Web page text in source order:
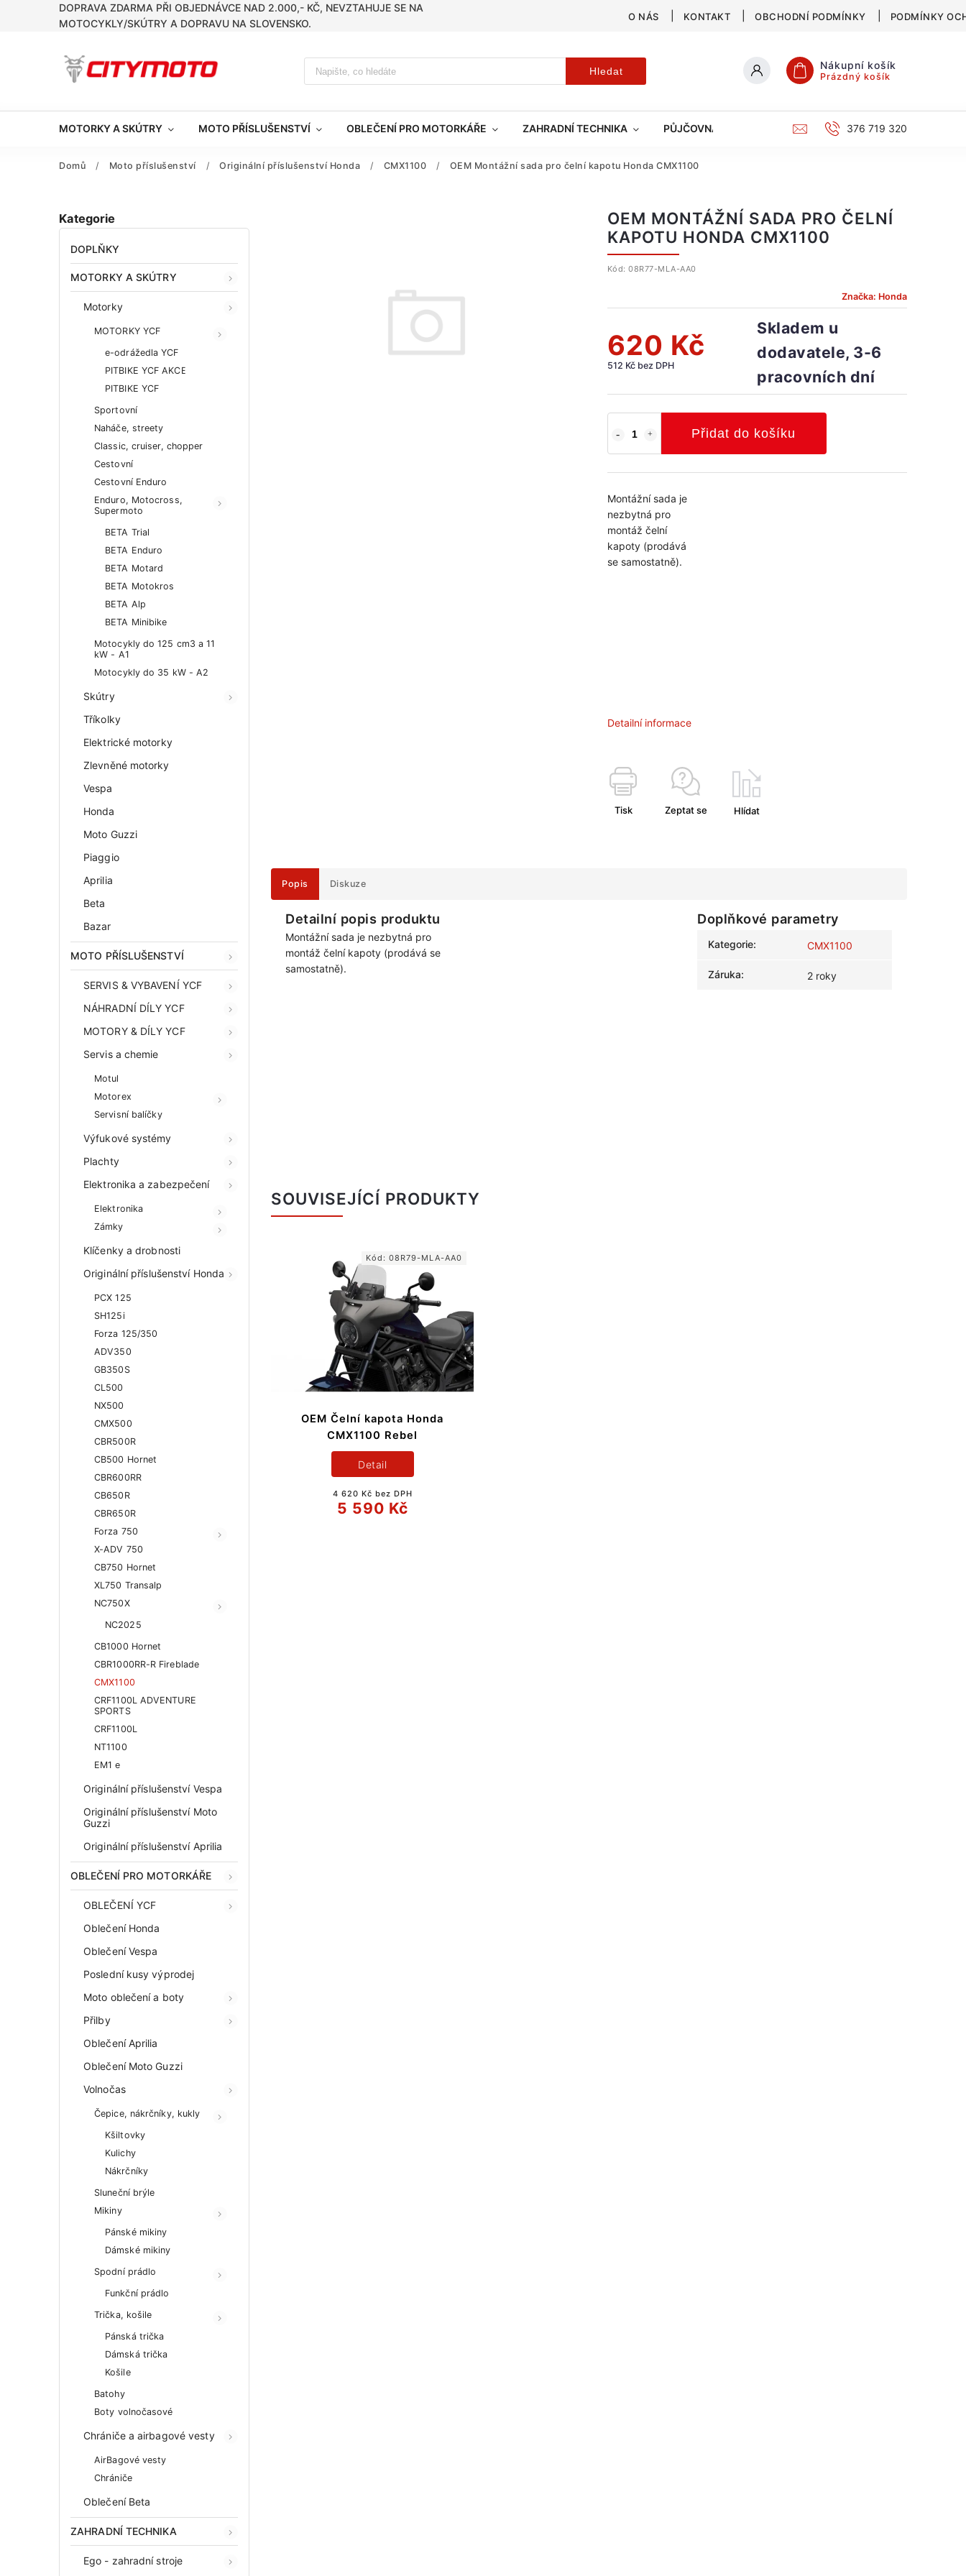
DOPRAVA ZDARMA PŘI OBJEDNÁVCE NAD 2.000,- KČ, NEVZTAHUJE SE NA
MOTOCYKLY/SKÚTRY A DOPRAVU NA SLOVENSKO.
O NÁS KONTAKT OBCHODNÍ PODMÍNKY PODMÍNKY
Hledat Nákupní košík
Prázdný košík
MOTORKY A SKÚTRY MOTO PŘÍSLUŠENSTVÍ OBLEČENÍ PRO MOTORKÁŘE ZAHRADNÍ TECHNIKA PŮJČOVNA KATALOG376 719 320
Domů / Moto příslušenství / Originální příslušenství Honda / CMX1100 / OEM Montážní sada pro čelní kapotu Honda CMX1100
Kategorie
DOPLŇKY
MOTORKY A SKÚTRY
Motorky
MOTORKY YCF
e-odrážedla YCF
PITBIKE YCF AKCE
PITBIKE YCF
Sportovní
Naháče, streety
Classic, cruiser, chopper
Cestovní
Cestovní Enduro
Enduro, Motocross,
Supermoto
BETA Trial
BETA Enduro
BETA Motard
BETA Motokros
BETA Alp
BETA Minibike
Motocykly do 125 cm3 a 11
kW - A1
Motocykly do 35 kW - A2
Skútry
Tříkolky
Elektrické motorky
Zlevněné motorky
Vespa
Honda
Moto Guzzi
Piaggio
Aprilia
Beta
Bazar
MOTO PŘÍSLUŠENSTVÍ
SERVIS & VYBAVENÍ YCF
NÁHRADNÍ DÍLY YCF
MOTORY & DÍLY YCF
Servis a chemie
Motul
Motorex
Servisní balíčky
Výfukové systémy
Plachty
Elektronika a zabezpečení
Elektronika
Zámky
Klíčenky a drobnosti
Originální příslušenství Honda
PCX 125
SH125i
Forza 125/350
ADV350
GB350S
CL500
NX500
CMX500
CBR500R
CB500 Hornet
CBR600RR
CB650R
CBR650R
Forza 750
X-ADV 750
CB750 Hornet
XL750 Transalp
NC750X
NC2025
CB1000 Hornet
CBR1000RR-R Fireblade
CMX1100
CRF1100L ADVENTURE
SPORTS
CRF1100L
NT1100
EM1 e
Originální příslušenství Vespa
Originální příslušenství Moto
Guzzi
Originální příslušenství Aprilia
OBLEČENÍ PRO MOTORKÁŘE
OBLEČENÍ YCF
Oblečení Honda
Oblečení Vespa
Poslední kusy výprodej
Moto oblečení a boty
Přilby
Oblečení Aprilia
Oblečení Moto Guzzi
Volnočas
Čepice, nákrčníky, kukly
Kšiltovky
Kulichy
Nákrčníky
Sluneční brýle
Mikiny
Pánské mikiny
Dámské mikiny
Spodní prádlo
Funkční prádlo
Trička, košile
Pánská trička
Dámská trička
Košile
Batohy
Boty volnočasové
Chrániče a airbagové vesty
AirBagové vesty
Chrániče
Oblečení Beta
ZAHRADNÍ TECHNIKA
Ego - zahradní stroje
OEM MONTÁŽNÍ SADA PRO ČELNÍ
KAPOTU HONDA CMX1100
Kód: 08R77-MLA-AA0
Značka: Honda
620 Kč
512 Kč bez DPH
Skladem u
dodavatele, 3-6
pracovních dní
Přidat do košíku
Montážní sada je
nezbytná pro
montáž čelní
kapoty (prodává
se samostatně).
Detailní informace
Tisk Zeptat se Hlídat
Popis Diskuze
Detailní popis produktu
Montážní sada je nezbytná pro
montáž čelní kapoty (prodává se
samostatně).
Doplňkové parametry
Kategorie: CMX1100
Záruka: 2 roky
SOUVISEJÍCÍ PRODUKTY
OEM Čelní kapota Honda
CMX1100 Rebel
4 620 Kč bez DPH
5 590 Kč
Detail
Kód: 08R79-MLA-AA0